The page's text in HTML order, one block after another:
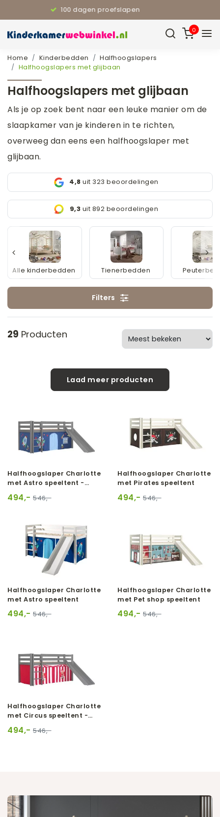
110% Laagste prijsgarantie
0
Home Kinderbedden
Halfhoogslapers
Halfhoogslapers met glijbaan
Halfhoogslapers met glijbaan
Als je op zoek bent naar een leuke manier om de
slaapkamer van je kinderen in te richten,
overweeg dan eens een halfhoogslaper met
glijbaan.
4,8 uit 323 beoordelingen
9,3 uit 892 beoordelingen
Alle kinderbedden Tienerbedden
Filters
29 Producten
Laad meer producten
Halfhoogslaper Charlotte
met Astro speeltent -
494,- 546,-
Halfhoogslaper Charlotte
met Pirates speeltent
494,- 546,-
Halfhoogslaper Charlotte
met Astro speeltent
494,- 546,-
Halfhoogslaper Charlotte
met Pet shop speeltent
494,- 546,-
Halfhoogslaper Charlotte
met Circus speeltent -
Grijs
494,- 546,-